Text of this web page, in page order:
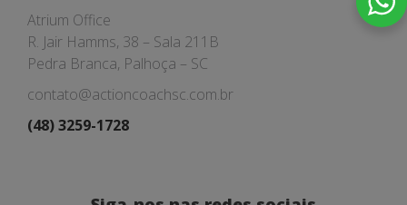
Atrium Office
R. Jair Hamms, 38 – Sala 211B
Pedra Branca, Palhoça – SC
contato@actioncoachsc.com.br
(48) 3259-1728